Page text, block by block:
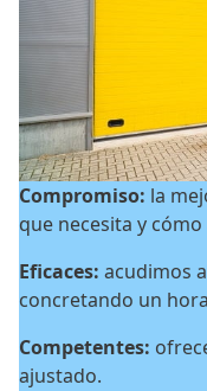
Compromiso: la
que necesita y
Eficaces: acudimos
concretando un
Competentes:
ajustado.